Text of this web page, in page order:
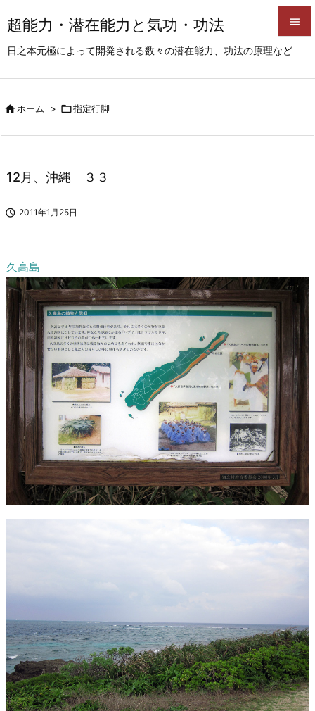
超能力・潜在能力と気功・功法
日之本元極によって開発される数々の潜在能力、功法の原理など


前へ
ホーム > 指定行脚
12月、沖縄 ３３
 2011年1月25日
久高島